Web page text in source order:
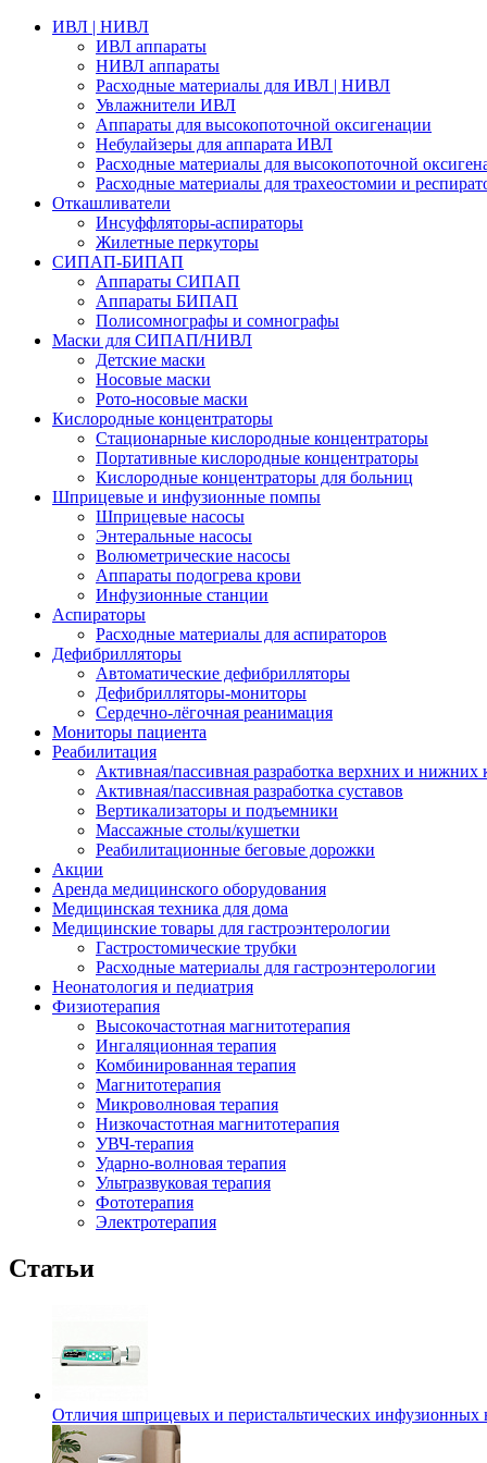
ИВЛ | НИВЛ
ИВЛ аппараты
НИВЛ аппараты
Расходные материалы для ИВЛ | НИВЛ
Увлажнители ИВЛ
Аппараты для высокопоточной оксигенации
Небулайзеры для аппарата ИВЛ
Расходные материалы для высокопоточной
Расходные материалы для трахеостомии и
Откашливатели
Инсуффляторы-аспираторы
Жилетные перкуторы
CИПАП-БИПАП
Аппараты СИПАП
Аппараты БИПАП
Полисомнографы и сомнографы
Маски для СИПАП/НИВЛ
Детские маски
Носовые маски
Рото-носовые маски
Кислородные концентраторы
Стационарные кислородные концентраторы
Портативные кислородные концентраторы
Кислородные концентраторы для больниц
Шприцевые и инфузионные помпы
Шприцевые насосы
Энтеральные насосы
Волюметрические насосы
Аппараты подогрева крови
Инфузионные станции
Аспираторы
Расходные материалы для аспираторов
Дефибрилляторы
Автоматические дефибрилляторы
Дефибрилляторы-мониторы
Сердечно-лёгочная реанимация
Мониторы пациента
Реабилитация
Активная/пассивная разработка верхних и нижних
Активная/пассивная разработка суставов
Вертикализаторы и подъемники
Массажные столы/кушетки
Реабилитационные беговые дорожки
Акции
Аренда медицинского оборудования
Медицинская техника для дома
Медицинские товары для гастроэнтерологии
Гастростомические трубки
Расходные материалы для гастроэнтерологии
Неонатология и педиатрия
Физиотерапия
Высокочастотная магнитотерапия
Ингаляционная терапия
Комбинированная терапия
Магнитотерапия
Микроволновая терапия
Низкочастотная магнитотерапия
УВЧ-терапия
Ударно-волновая терапия
Ультразвуковая терапия
Фототерапия
Электротерапия
Статьи
Отличия шприцевых и перистальтических инфузионных